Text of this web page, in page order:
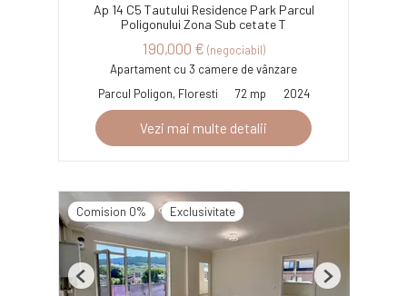
Ap 14 C5 Tautului Residence Park Parcul
Poligonului Zona Sub cetate T
190,000 € (negociabil)
Apartament cu 3 camere de vânzare
Parcul Poligon, Floresti
72 mp 2024
Vezi mai multe detalii
Comision 0% Exclusivitate
Previous Next